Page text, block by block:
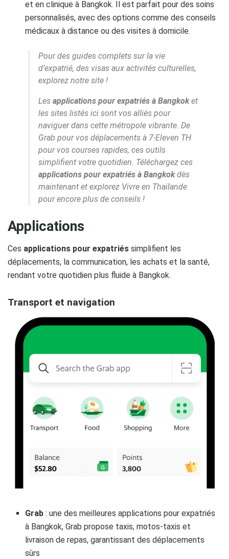
et en clinique à Bangkok. Il est parfait pour des soins
personnalisés, avec des options comme des conseils
médicaux à distance ou des visites à domicile.
Pour des guides complets sur la vie
d’expatrié, des visas aux activités culturelles,
explorez notre site !
Les applications pour expatriés à Bangkoket
les sites listés ici sont vos alliés pour
naviguer dans cette métropole vibrante. De
Grab pour vos déplacements à 7-Eleven TH
pour vos courses rapides, ces outils
simplifient votre quotidien. Téléchargez ces
applications pour expatriés à Bangkokdès
maintenant et explorez Vivre en Thaïlande
pour encore plus de conseils !
Applications
Ces applications pour expatriés simplifient les
déplacements, la communication, les achats et la santé,
rendant votre quotidien plus fluide à Bangkok.
Transport et navigation
Grab : une des meilleures applications pour expatriés
à Bangkok, Grab propose taxis, motos-taxis et
livraison de repas, garantissant des déplacements
sûrs